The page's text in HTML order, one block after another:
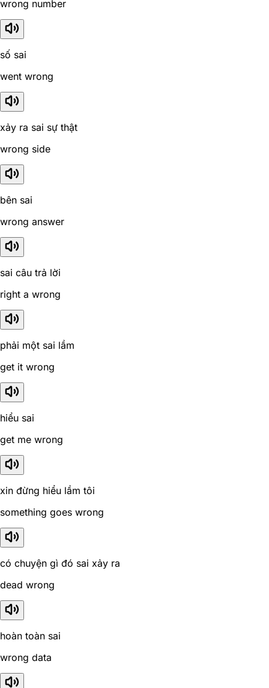
wrong number
số sai
went wrong
xảy ra sai sự thật
wrong side
bên sai
wrong answer
sai câu trả lời
right a wrong
phải một sai lầm
get it wrong
hiểu sai
get me wrong
xin đừng hiểu lầm tôi
something goes wrong
có chuyện gì đó sai xảy ra
dead wrong
hoàn toàn sai
wrong data